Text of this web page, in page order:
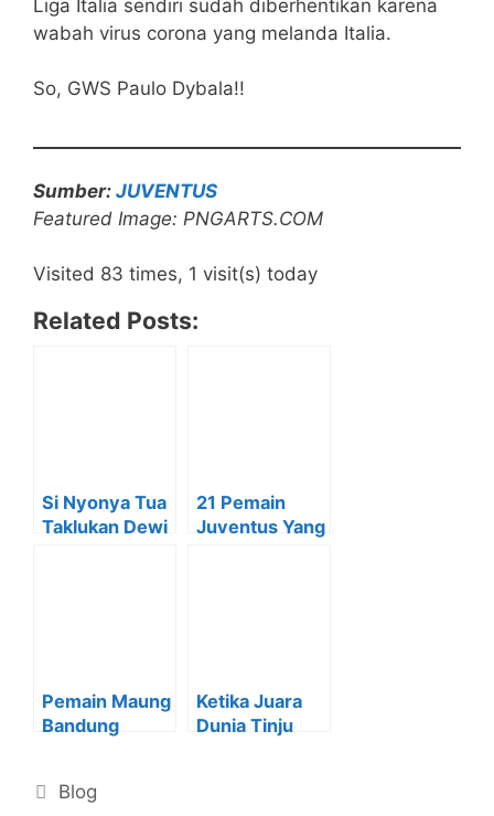
Liga Italia sendiri sudah diberhentikan karena
wabah virus corona yang melanda Italia.
So, GWS Paulo Dybala!!
Sumber: JUVENTUS
Featured Image: PNGARTS.COM
Visited 83 times, 1 visit(s) today
Related Posts:
Si Nyonya Tua
Taklukan Dewi
21 Pemain
Juventus Yang
Pemain Maung
Bandung
Ketika Juara
Dunia Tinju
Kategori
Blog